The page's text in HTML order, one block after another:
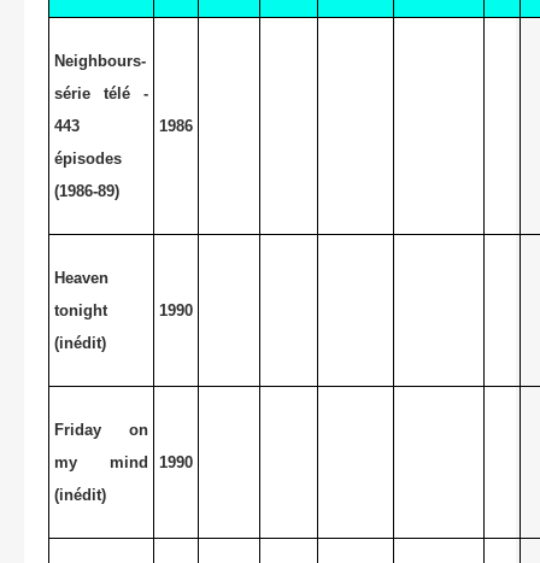
Neighbours-
série télé -
443
épisodes
(1986-89)
1986
Heaven
tonight
(inédit)
1990
Friday on
my mind
(inédit)
1990